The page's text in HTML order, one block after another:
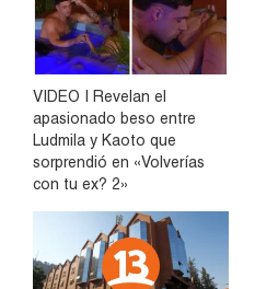
VIDEO | Revelan el
apasionado beso entre
Ludmila y Kaoto que
sorprendió en «Volverías
con tu ex? 2»